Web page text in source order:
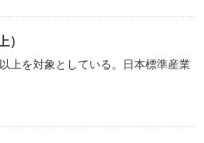
上を対象としている。日本標準産業